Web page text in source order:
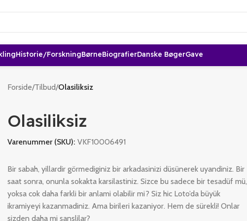
Historie/forskningBørneBiografierDanske BøgerGave
Forside/Tilbud/Olasiliksiz
Olasiliksiz
Varenummer (SKU): VKF10006491
Bir sabah, yillardir görmediginiz bir arkadasinizi düsünerek uyandiniz. Bir
saat sonra, onunla sokakta karsilastiniz. Sizce bu sadece bir tesadüf mü,
yoksa cok daha farkli bir anlami olabilir mi? Siz hic Loto’da büyük
ikramiyeyi kazanmadiniz. Ama birileri kazaniyor. Hem de sürekli! Onlar
sizden daha mi sanslilar?